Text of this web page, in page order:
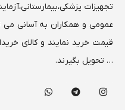
تجهیزات پزشکی،بیمارستانی،
عمومی و همکاران به آسانی می
قیمت خرید نمایند و کالای
… تحویل بگیرند.